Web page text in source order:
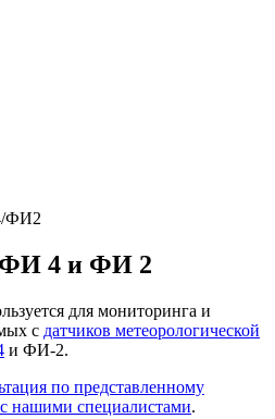
ФИ2
ФИ 4 и ФИ 2
для мониторинга и
с датчиков метеорологической
и ФИ-2.
по представленному
нашими специалистами.